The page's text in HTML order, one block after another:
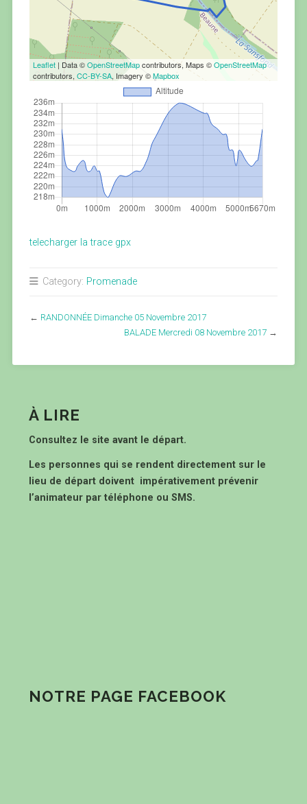
Leaflet| Data ©OpenStreetMapcontributors, Maps ©OpenStreetMap
contributors, CC-BY-SA, Imagery ©Mapbox
telecharger la trace gpx
Category: Promenade
← RANDONNÉE Dimanche 05 Novembre 2017
BALADE Mercredi 08 Novembre 2017 →
À LIRE
Consultez le site avant le départ.
Les personnes qui se rendent directement sur le
lieu de départ doivent impérativement prévenir
l’animateur par téléphone ou SMS.
NOTRE PAGE FACEBOOK